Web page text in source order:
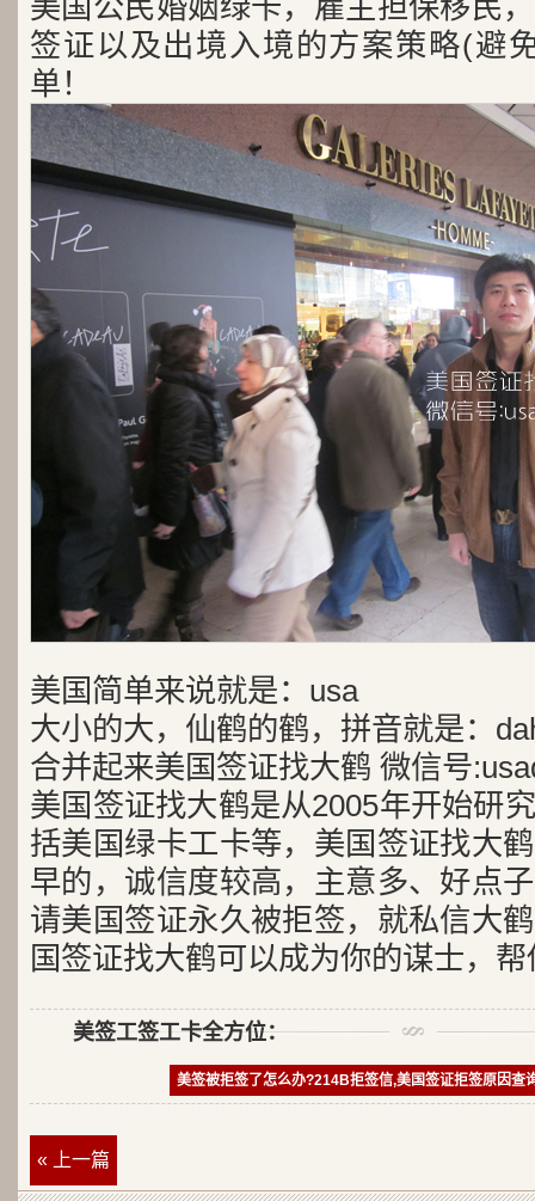
美国公民婚姻绿卡，雇主担保移民
签证以及出境入境的方案策略(避
单！
美国简单来说就是：usa
大小的大，仙鹤的鹤，拼音就是：
合并起来美国签证找大鹤 微信号
美国签证找大鹤是从2005年开始研
括美国绿卡工卡等，美国签证找大
早的，诚信度较高，主意多、好点
请美国签证永久被拒签，就私信大
国签证找大鹤可以成为你的谋士，
美签工签工卡全方位：
美签被拒签了怎么办?214B拒签信,美国签证拒签原因查
« 上一篇